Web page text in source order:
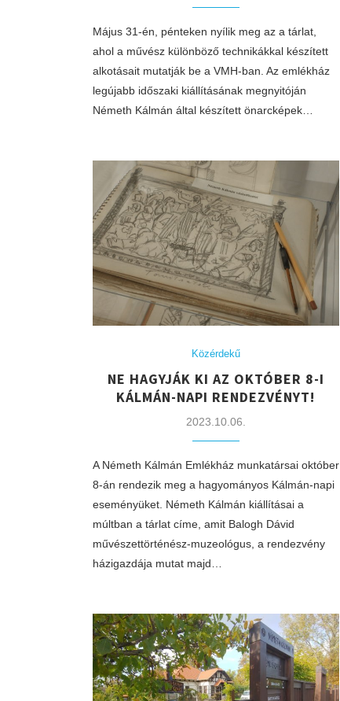
Május 31-én, pénteken nyílik meg az a tárlat,
ahol a művész különböző technikákkal készített
alkotásait mutatják be a VMH-ban. Az emlékház
legújabb időszaki kiállításának megnyitóján
Németh Kálmán által készített önarcképek…
Közérdekű
NE HAGYJÁK KI AZ OKTÓBER 8-I
KÁLMÁN-NAPI RENDEZVÉNYT!
2023.10.06.
A Németh Kálmán Emlékház munkatársai október
8-án rendezik meg a hagyományos Kálmán-napi
eseményüket. Németh Kálmán kiállításai a
múltban a tárlat címe, amit Balogh Dávid
művészettörténész-muzeológus, a rendezvény
házigazdája mutat majd…